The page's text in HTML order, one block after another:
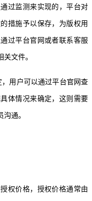
过监测来实现的，平台对
措施予以保存，为版权用
过平台官网或者联系客服
文件。
用户可以通过平台官网查
体情况来确定，这则需要
通。
权价格，授权价格通常由